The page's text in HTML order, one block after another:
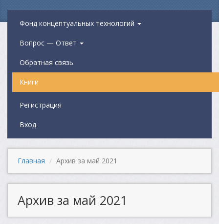
Фонд концептуальных технологий
Вопрос — Ответ
Обратная связь
Книги
Регистрация
Вход
Главная Архив за май 2021
Архив за май 2021